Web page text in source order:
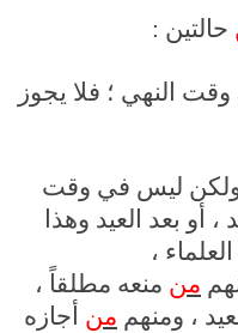
حالتين :
وقت النهي ؛ فلا يجوز
ولكن ليس في وقت
أو بعد العيد وهذا
،
من منعه مطلقاً ،
، ومنهم من أجازه